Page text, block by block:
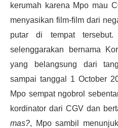
kerumah karena Mpo mau
menyasikan film-film dari
putar di tempat
selenggarakan bernama
yang belangsung dari
sampai tanggal 1 October
Mpo sempat ngobrol
kordinator dari CGV dan
mas?, Mpo sambil